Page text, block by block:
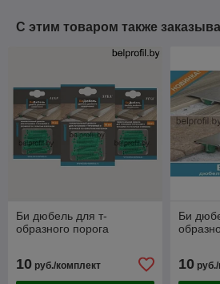
С этим товаром также
Би дюбель для т-
образного порога
10 руб./комплект
Би
10руб./